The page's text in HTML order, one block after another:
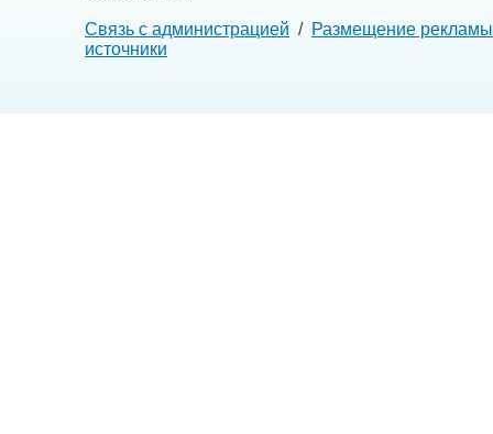
Связь с администрацией / Размещение рекламы
источники